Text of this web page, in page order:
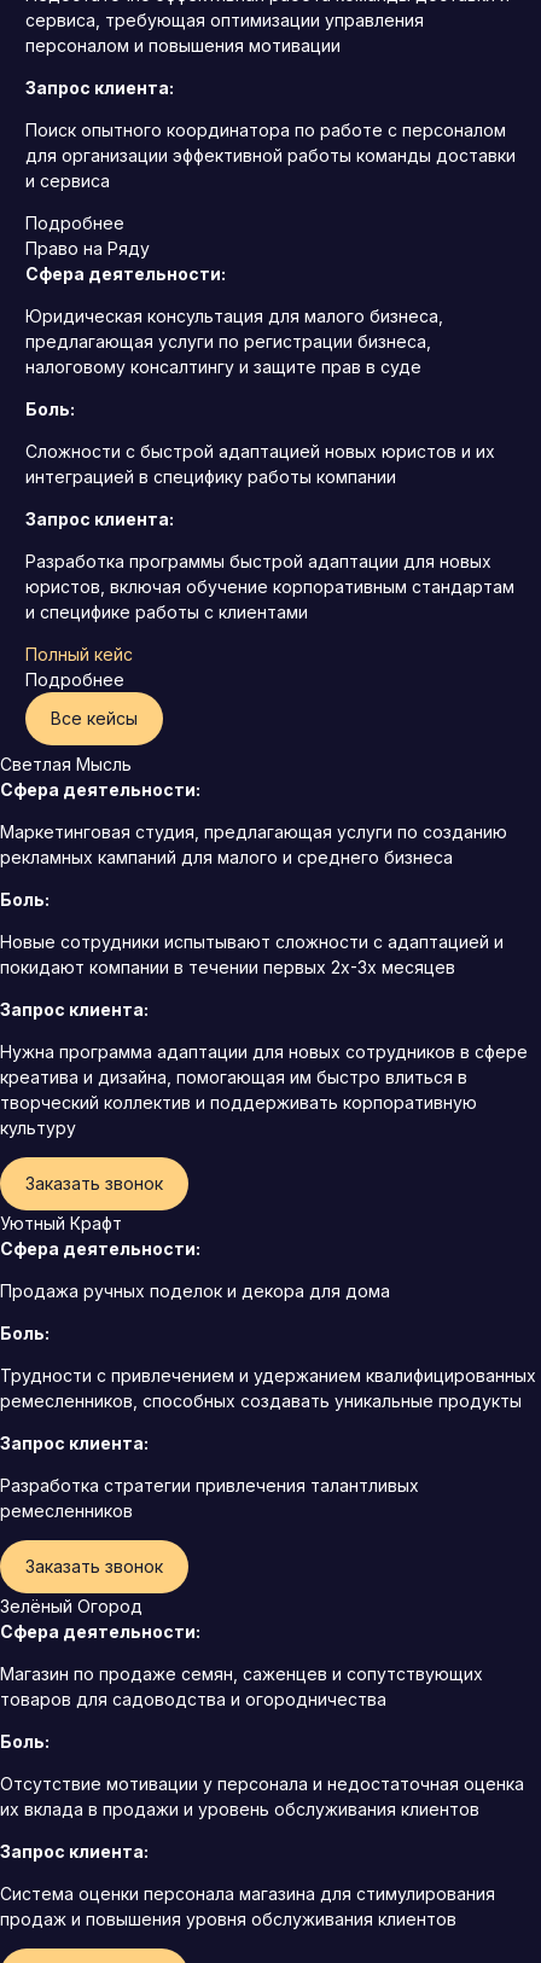
сервиса, требующая оптимизации управления
персоналом и повышения мотивации
Запрос клиента:
Поиск опытного координатора по работе с персоналом
для организации эффективной работы команды доставки
и сервиса
Подробнее
Право на Ряду
Сфера деятельности:
Юридическая консультация для малого бизнеса,
предлагающая услуги по регистрации бизнеса,
налоговому консалтингу и защите прав в суде
Боль:
Сложности с быстрой адаптацией новых юристов и их
интеграцией в специфику работы компании
Запрос клиента:
Разработка программы быстрой адаптации для новых
юристов, включая обучение корпоративным стандартам
и специфике работы с клиентами
Полный кейс
Подробнее
Все кейсы
Светлая Мысль
Сфера деятельности:
Маркетинговая студия, предлагающая услуги по созданию
рекламных кампаний для малого и среднего бизнеса
Боль:
Новые сотрудники испытывают сложности с адаптацией и
покидают компании в течении первых 2х-3х месяцев
Запрос клиента:
Нужна программа адаптации для новых сотрудников в сфере
креатива и дизайна, помогающая им быстро влиться в
творческий коллектив и поддерживать корпоративную
культуру
Заказать звонок
Уютный Крафт
Сфера деятельности:
Продажа ручных поделок и декора для дома
Боль:
Трудности с привлечением и удержанием квалифицированных
ремесленников, способных создавать уникальные продукты
Запрос клиента:
Разработка стратегии привлечения талантливых
ремесленников
Заказать звонок
Зелёный Огород
Сфера деятельности:
Магазин по продаже семян, саженцев и сопутствующих
товаров для садоводства и огородничества
Боль:
Отсутствие мотивации у персонала и недостаточная оценка
их вклада в продажи и уровень обслуживания клиентов
Запрос клиента:
Система оценки персонала магазина для стимулирования
продаж и повышения уровня обслуживания клиентов